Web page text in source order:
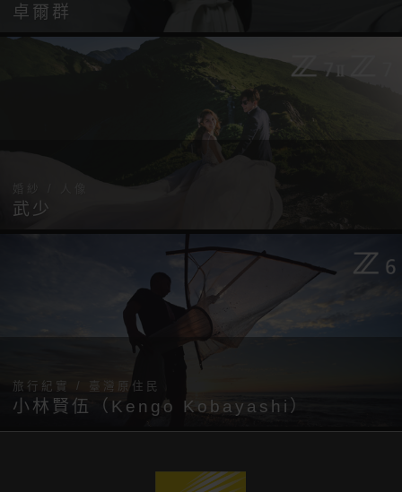
卓爾群
武少
旅行紀實 / 臺灣原住民
小林賢伍（Kengo Kobayashi）